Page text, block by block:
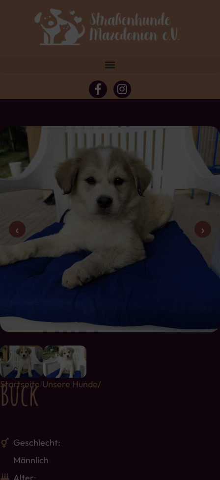
‹ ›
Startseite/Unsere Hunde/
Buck
Geschlecht:
Männlich